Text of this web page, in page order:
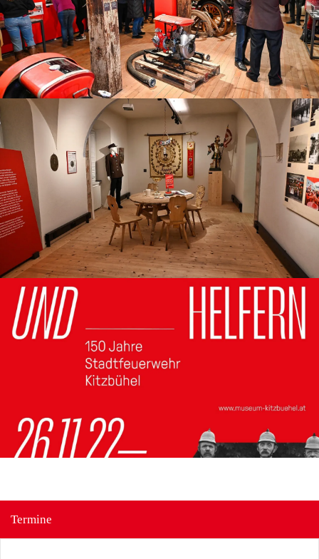
Termine